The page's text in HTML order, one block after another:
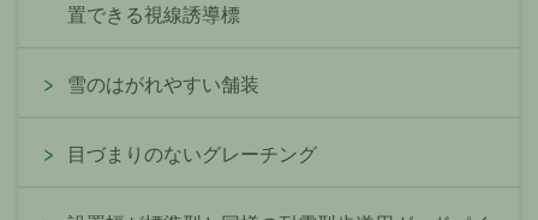
置できる視線誘導標
雪のはがれやすい舗装
目づまりのないグレーチング